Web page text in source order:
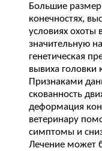
Большие
конечностях,
условиях охоты
значительную
генетическая
вывиха головки
Признаками
скованность
деформация
ветеринару
симптомы и
Лечение может